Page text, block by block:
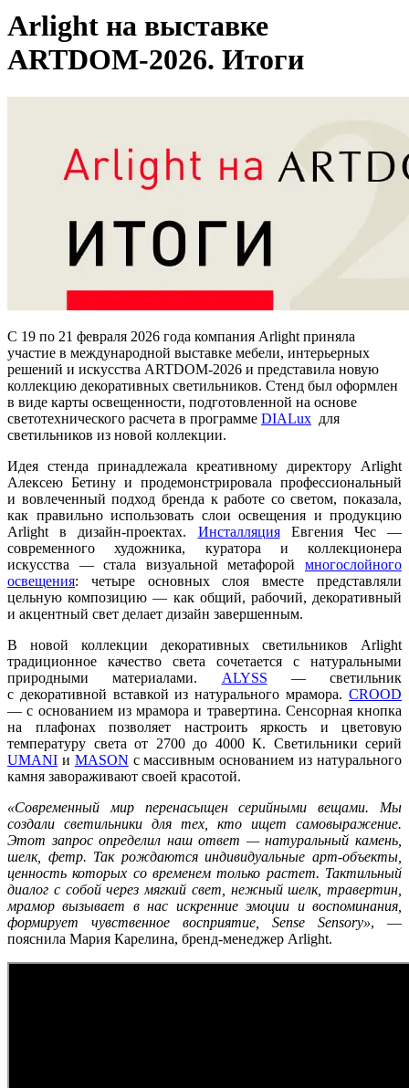
Arlight на выставке
ARTDOM-2026. Итоги
С 19 по 21 февраля 2026 года компания Arlight приняла
участие в международной выставке мебели, интерьерных
решений и искусства ARTDOM-2026 и представила новую
коллекцию декоративных светильников. Стенд был оформлен
в виде карты освещенности, подготовленной на основе
светотехнического расчета в программе DIALux для
светильников из новой коллекции.
Идея стенда принадлежала креативному директору Arlight
Алексею Бетину и продемонстрировала профессиональный
и вовлеченный подход бренда к работе со светом, показала,
как правильно использовать слои освещения и продукцию
Arlight в дизайн-проектах. ИнсталляцияЕвгения Чес —
современного художника, куратора и коллекционера
искусства — стала визуальной метафорой многослойного
освещения: четыре основных слоя вместе представляли
цельную композицию — как общий, рабочий, декоративный
и акцентный свет делает дизайн завершенным.
В новой коллекции декоративных светильников Arlight
традиционное качество света сочетается с натуральными
природными материалами. ALYSS — светильник
с декоративной вставкой из натурального мрамора. CROOD
— с основанием из мрамора и травертина. Сенсорная кнопка
на плафонах позволяет настроить яркость и цветовую
температуру света от 2700 до 4000 К. Светильники серий
UMANI и MASON с массивным основанием из натурального
камня завораживают своей красотой.
«Современный мир перенасыщен серийными вещами. Мы
создали светильники для тех, кто ищет самовыражение.
Этот запрос определил наш ответ — натуральный камень,
шелк, фетр. Так рождаются индивидуальные арт-объекты,
ценность которых со временем только растет. Тактильный
диалог с собой через мягкий свет, нежный шелк, травертин,
мрамор вызывает в нас искренние эмоции и воспоминания,
формирует чувственное восприятие, Sense Sensory», —
пояснила Мария Карелина, бренд-менеджер Arlight.